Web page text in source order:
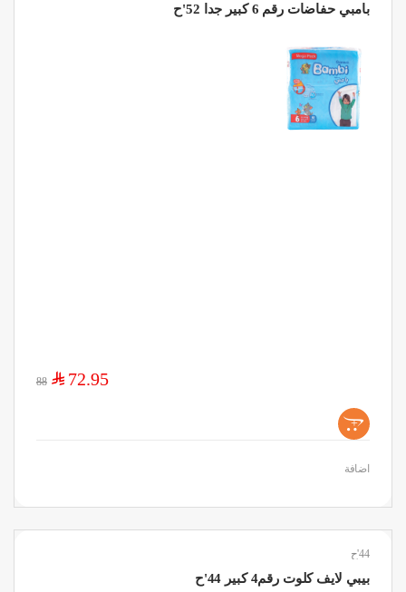
بامبي حفاضات رقم 6 كبير جدا 52'ح
72.95
$
88
+
اضافة
44'ح
بيبي لايف كلوت رقم4 كبير 44'ح